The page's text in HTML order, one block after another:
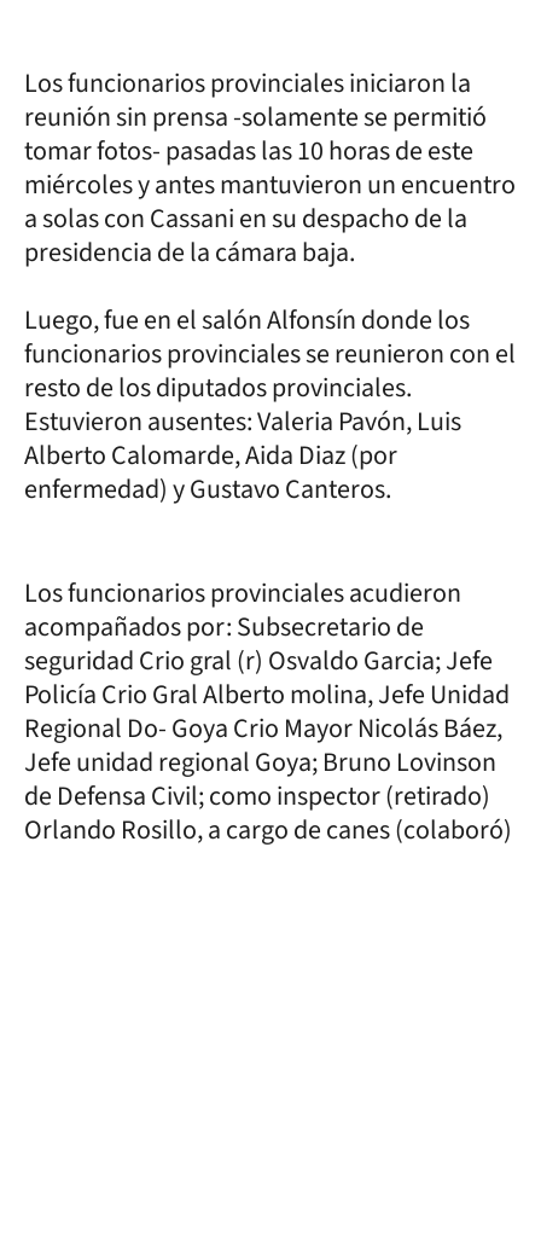
Los funcionarios provinciales iniciaron la
reunión sin prensa -solamente se permitió
tomar fotos- pasadas las 10 horas de este
miércoles y antes mantuvieron un encuentro
a solas con Cassani en su despacho de la
presidencia de la cámara baja.
Luego, fue en el salón Alfonsín donde los
funcionarios provinciales se reunieron con el
resto de los diputados provinciales.
Estuvieron ausentes: Valeria Pavón, Luis
Alberto Calomarde, Aida Diaz (por
enfermedad) y Gustavo Canteros.
Los funcionarios provinciales acudieron
acompañados por: Subsecretario de
seguridad Crio gral (r) Osvaldo Garcia; Jefe
Policía Crio Gral Alberto molina, Jefe Unidad
Regional Do- Goya Crio Mayor Nicolás Báez,
Jefe unidad regional Goya; Bruno Lovinson
de Defensa Civil; como inspector (retirado)
Orlando Rosillo, a cargo de canes (colaboró)